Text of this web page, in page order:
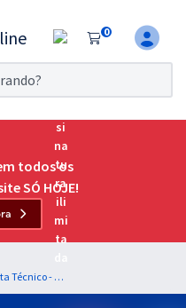
0
da
todos os
SÓ HOJE!
CFP - Conselho Federal de Psicologia - Analista Técnico - Administrativo